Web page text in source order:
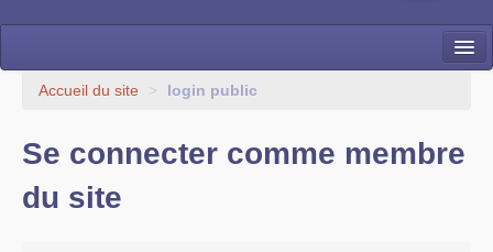
Accueil
Accueil du site > login public
Se connecter comme membre
du site